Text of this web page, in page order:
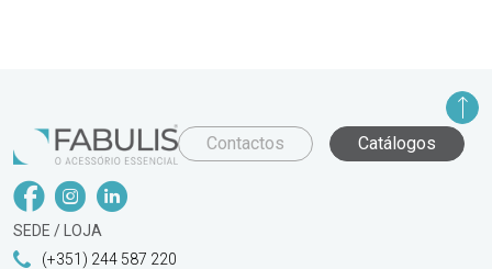
Contactos Catálogos
SEDE / LOJA
(+351) 244 587 220